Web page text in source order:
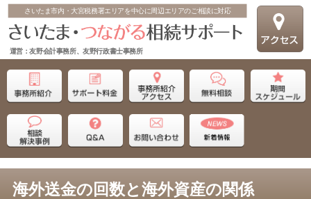
さいたま市内・大宮税務署エリアを中心に周辺エリアのご相談に対応
運営：友野会計事務所、友野行政書士事務所
海外送金の回数と海外資産の関係